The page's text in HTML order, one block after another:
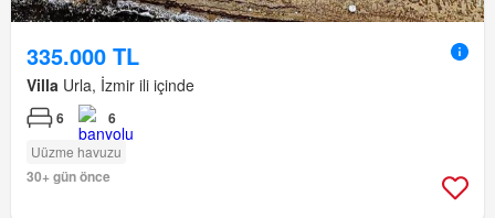
335.000 TL
Villa Urla, İzmir ili içinde
6 6
Uüzme havuzu
30+ gün önce